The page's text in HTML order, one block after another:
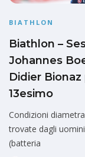
BIATHLON
Biathlon –
Johannes
Didier
13esimo
Condizioni
trovate dagli
(batteria